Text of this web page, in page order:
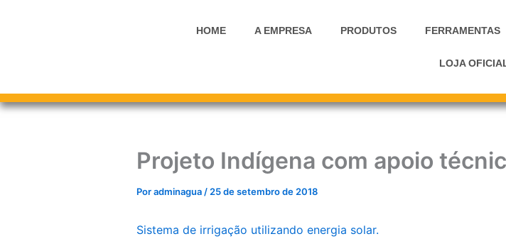
HOME A EMPRESA PRODUTOS FERRAMENTAS
LOJA
Projeto Indígena com apoio
Poradminagua / 25 de setembro de 2018
Sistema de irrigação utilizando energia solar.